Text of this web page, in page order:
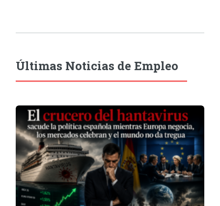
Últimas Noticias de Empleo